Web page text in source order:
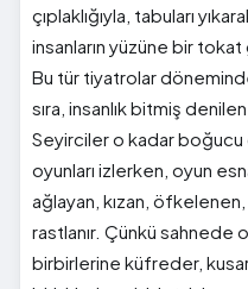
çıplaklığıyla, tabuları
insanların yüzüne bir
Bu tür tiyatrolar
sıra, insanlık bitmiş
Seyirciler o kadar boğucu
oyunları izlerken, oyun
ağlayan, kızan,
rastlanır. Çünkü sahnede
birbirlerine küfreder,